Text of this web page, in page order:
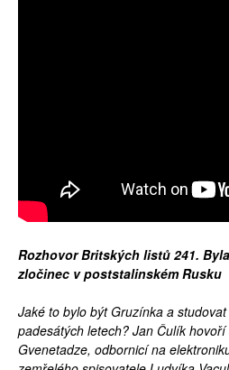
Rozhovor Britských listů 241.
zločinec v poststalinském Rusku
Jaké to bylo být Gruzínka a
padesátých letech? Jan Čulík
Gvenetadze, odbornicí na